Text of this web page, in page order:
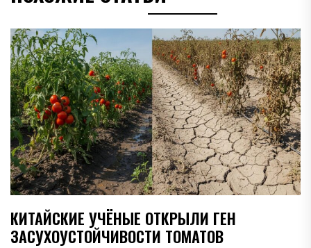
КИТАЙСКИЕ УЧЁНЫЕ ОТКРЫЛИ ГЕН
ЗАСУХОУСТОЙЧИВОСТИ ТОМАТОВ